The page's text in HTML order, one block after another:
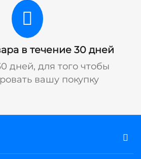
в течение 30 дней
дней, для того чтобы
вашу покупку